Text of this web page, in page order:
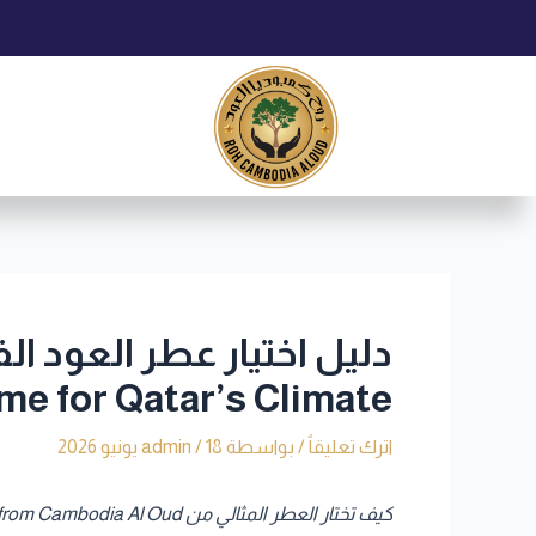
for Qatar’s Climate
اترك تعليقاً/ بواسطة admin /18 يونيو 2026
كيف تختار العطر المثالي من Cambodia Al Oud | How to Select the Perfect Scent from Cambodia Al Oud